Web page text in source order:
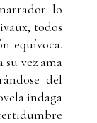
lo
todos
equívoca.
su vez ama
del
indaga